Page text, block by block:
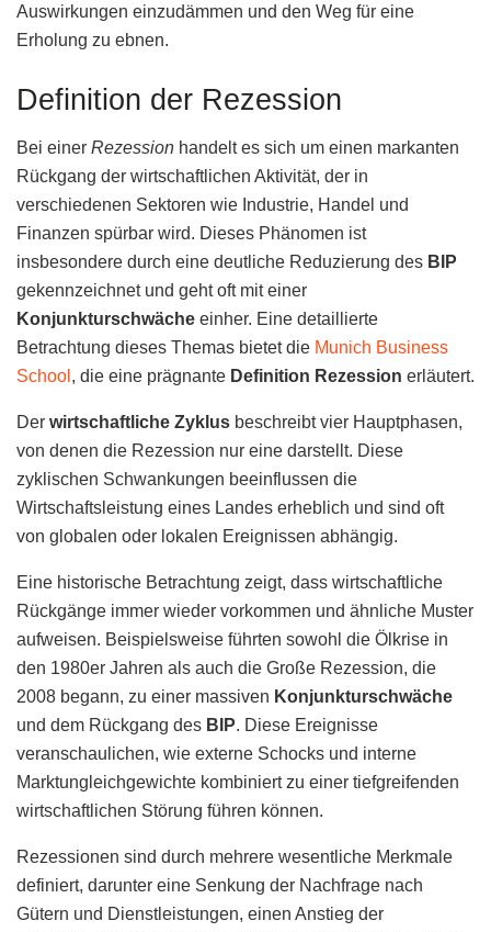
Auswirkungen einzudämmen und den Weg für eine
Erholung zu ebnen.
Definition der Rezession
Bei einer Rezession handelt es sich um einen markanten
Rückgang der wirtschaftlichen Aktivität, der in
verschiedenen Sektoren wie Industrie, Handel und
Finanzen spürbar wird. Dieses Phänomen ist
insbesondere durch eine deutliche Reduzierung des BIP
gekennzeichnet und geht oft mit einer
Konjunkturschwäche einher. Eine detaillierte
Betrachtung dieses Themas bietet die Munich Business
School , die eine prägnante Definition Rezession erläutert.
Der wirtschaftliche Zyklus beschreibt vier Hauptphasen,
von denen die Rezession nur eine darstellt. Diese
zyklischen Schwankungen beeinflussen die
Wirtschaftsleistung eines Landes erheblich und sind oft
von globalen oder lokalen Ereignissen abhängig.
Eine historische Betrachtung zeigt, dass wirtschaftliche
Rückgänge immer wieder vorkommen und ähnliche Muster
aufweisen. Beispielsweise führten sowohl die Ölkrise in
den 1980er Jahren als auch die Große Rezession, die
2008 begann, zu einer massiven Konjunkturschwäche
und dem Rückgang des BIP. Diese Ereignisse
veranschaulichen, wie externe Schocks und interne
Marktungleichgewichte kombiniert zu einer tiefgreifenden
wirtschaftlichen Störung führen können.
Rezessionen sind durch mehrere wesentliche Merkmale
definiert, darunter eine Senkung der Nachfrage nach
Gütern und Dienstleistungen, einen Anstieg der